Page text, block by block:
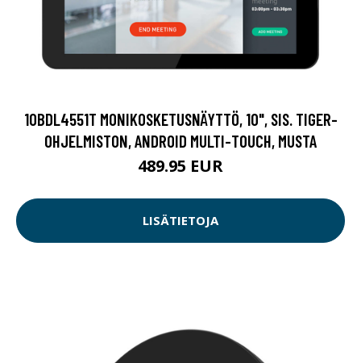
10BDL4551T MONIKOSKETUSNÄYTTÖ, 10", SIS. TIGER-
OHJELMISTON, ANDROID MULTI-TOUCH, MUSTA
489.95 EUR
LISÄTIETOJA